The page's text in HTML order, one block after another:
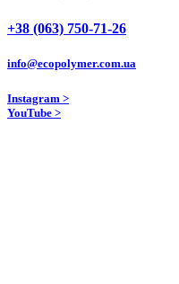
+38 (063) 750-71-26
info@ecopolymer.com.ua
Instagram >
YouTube >